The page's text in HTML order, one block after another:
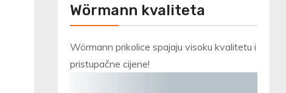
Wörmann kvaliteta
Wörmann prikolice spajaju visoku kvalitetu i
pristupačne cijene!